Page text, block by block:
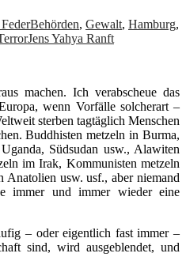
Behörden, Gewalt, Hamburg,
Jens Yahya Ranft
machen. Ich verabscheue das
wenn Vorfälle solcherart –
sterben tagtäglich Menschen
Buddhisten metzeln in Burma,
Südsudan usw., Alawiten
im Irak, Kommunisten metzeln
usw. usf., aber niemand
immer und immer wieder eine
– oder eigentlich fast immer –
sind, wird ausgeblendet, und